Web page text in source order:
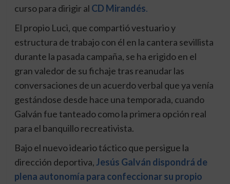
curso para dirigir al CD Mirandés.
El propio Luci, que compartió vestuario y
estructura de trabajo con él en la cantera sevillista
durante la pasada campaña, se ha erigido en el
gran valedor de su fichaje tras reanudar las
conversaciones de un acuerdo verbal que ya venía
gestándose desde hace una temporada, cuando
Galván fue tanteado como la primera opción real
para el banquillo recreativista.
Bajo el nuevo ideario táctico que persigue la
dirección deportiva,Jesús Galván dispondrá de
plena autonomía para confeccionar su propio